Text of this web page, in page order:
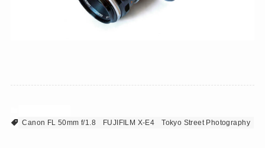
Canon FL 50mm f/1.8
FUJIFILM X-E4 Tokyo Street Photography